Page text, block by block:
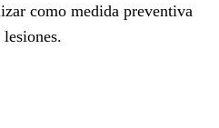
como medida preventiva